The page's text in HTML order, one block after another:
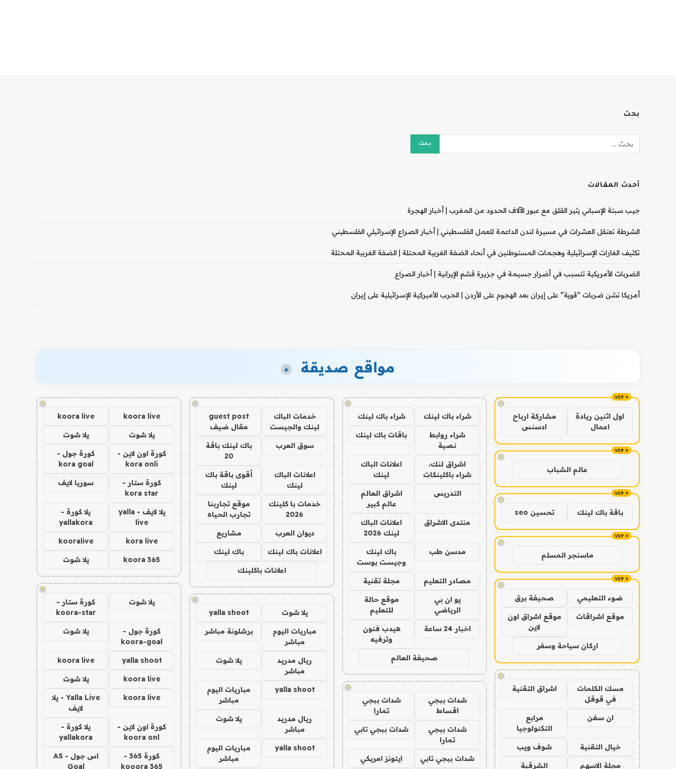
بحث
أحدث المقالات
جيب سبتة الإسباني يثير القلق مع عبور الآلاف الحدود من المغرب | أخبار الهجرة
الشرطة تعتقل العشرات في مسيرة لندن الداعمة للعمل الفلسطيني | أخبار الصراع الإسرائيلي الفلسطيني
تكثيف الغارات الإسرائيلية وهجمات المستوطنين في أنحاء الضفة الغربية المحتلة | الضفة الغربية المحتلة
الضربات الأمريكية تتسبب في أضرار جسيمة في جزيرة قشم الإيرانية | أخبار الصراع
أمريكا تشن ضربات “قوية” على إيران بعد الهجوم على الأردن | الحرب الأميركية الإسرائيلية على إيران
مواقع صديقة +
!
اول اثنين ريادة
اعمال
مشاركة ارباح
ادسنس
!
عالم الشباب
!
باقة باك لينك تحسين seo
!
ماسنجر المسلم
!
ضوء التعليمي صحيفة برق
موقع اشراقات
موقع اشراق اون
لاين
اركان سياحة وسفر
!
مسك الكلمات
في قوقل
اشراق التقنية
ان سفن
مرابع
التكنولوجيا
خيال التقنية شوف ويب
مجلة الاسهم الشرقية
!
شراء باك لينك شراء باك لينك
شراء روابط
نصية
باقات باك لينك
اشراق لنك،
شراء باكلينكات
اعلانات الباك
لينك
التدريس
اشراق العالم
عالم كبير
منتدى الاشراق
اعلانات الباك
لينك 2026
مدسن طب
باك لينك
وجيست بوست
مصادر التعليم مجلة تقنية
يو ان بي
الرياضي
موقع حالة
للتعليم
اخبار 24 ساعة
هيدب فنون
وترفيه
صحيفة العالم
!
شدات ببجي
اقساط
شدات ببجي
تمارا
شدات ببجي
تمارا
شدات ببجي تابي
شدات ببجي تابي ايتونز امريكي
!
خدمات الباك
لينك والجيست
guest post
مقال ضيف
سوق العرب
باك لينك باقة
20
اعلانات الباك
لينك
أقوى باقة باك
لينك
خدمات با كلينك
2026
موقع تجاربنا
تجارب الحياه
ديوان العرب مشاريع
اعلانات باك لينك باك لينك
اعلانات باكلينك
!
يلا شوت yalla shoot
مباريات اليوم
مباشر
برشلونة مباشر
ريال مدريد
مباشر
يلا شوت
yalla shoot
مباريات اليوم
مباشر
ريال مدريد
مباشر
يلا شوت
yalla shoot
مباريات اليوم
مباشر
!
koora live
koora live
يلا شوت يلا شوت
كورة اون لاين -
kora onli
كورة جول -
kora goal
كورة ستار -
kora star
سوريا لايف
يلا لايف - yalla
live
يلا كورة -
yallakora
kora live
kooralive
koora 365 يلا شوت
!
يلا شوت
كورة ستار -
koora-star
كورة جول -
koora-goal
يلا شوت
yalla shoot
koora live
koora live يلا شوت
koora live
Yalla Live - يلا
لايف
كورة اون لاين -
koora onl
يلا كورة -
yallakora
كورة 365 -
kooora 365
اس جول - AS
Goal